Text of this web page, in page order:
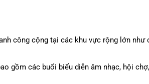
công cộng tại các khu vực rộng lớn như
gồm các buổi biểu diễn âm nhạc, hội